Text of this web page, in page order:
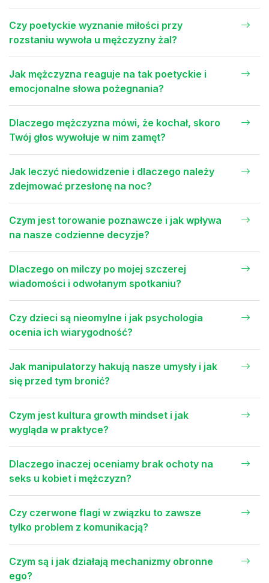
Czy poetyckie wyznanie miłości przy
rozstaniu wywoła u mężczyzny żal?
Jak mężczyzna reaguje na tak poetyckie i
emocjonalne słowa pożegnania?
Dlaczego mężczyzna mówi, że kochał, skoro
Twój głos wywołuje w nim zamęt?
Jak leczyć niedowidzenie i dlaczego należy
zdejmować przesłonę na noc?
Czym jest torowanie poznawcze i jak wpływa
na nasze codzienne decyzje?
Dlaczego on milczy po mojej szczerej
wiadomości i odwołanym spotkaniu?
Czy dzieci są nieomylne i jak psychologia
ocenia ich wiarygodność?
Jak manipulatorzy hakują nasze umysły i jak
się przed tym bronić?
Czym jest kultura growth mindset i jak
wygląda w praktyce?
Dlaczego inaczej oceniamy brak ochoty na
seks u kobiet i mężczyzn?
Czy czerwone flagi w związku to zawsze
tylko problem z komunikacją?
Czym są i jak działają mechanizmy obronne
ego?